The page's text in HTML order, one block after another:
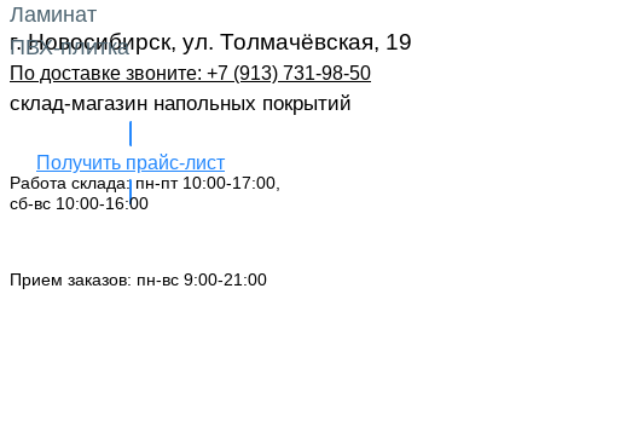
г. Новосибирск, ул. Толмачёвская, 19
По доставке звоните: +7 (913) 731-98-50‬
склад-магазин напольных покрытий
Получить прайс-лист
Работа склада: пн-пт 10:00-17:00,
сб-вс 10:00-16:00
Прием заказов: пн-вс 9:00-21:00
Ламинат
ПВХ-плитка